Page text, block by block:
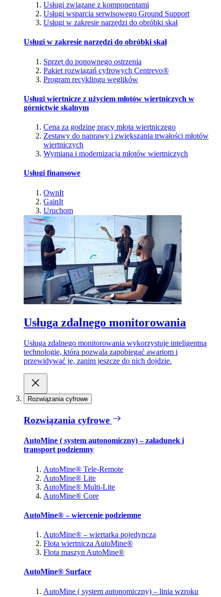
Usługi związane z komponentami
Usługi wsparcia serwisowego Ground Support
Usługi w zakresie narzędzi do obróbki skał
Usługi w zakresie narzędzi do obróbki skał
Sprzęt do ponownego ostrzenia
Pakiet rozwiązań cyfrowych Centrevo®
Program recyklingu węglików
Usługi wiertnicze z użyciem młotów wiertniczych w
górnictwie skalnym
Cena za godzinę pracy młota wiertniczego
Zestawy do naprawy i zwiększania trwałości młotów
wiertniczych
Wymiana i modernizacja młotów wiertniczych
Usługi finansowe
OwnIt
GainIt
Uruchom
Usługa zdalnego monitorowania
Usługa zdalnego monitorowania wykorzystuje inteligentną
technologię, która pozwala zapobiegać awariom i
przewidywać je, zanim jeszcze do nich dojdzie.
Rozwiązania cyfrowe
Rozwiązania cyfrowe
AutoMine ( system autonomiczny) – załadunek i
transport podziemny
AutoMine® Tele-Remote
AutoMine® Lite
AutoMine® Multi-Lite
AutoMine® Core
AutoMine® – wiercenie podziemne
AutoMine® – wiertarka pojedyncza
Flota wiertnicza AutoMine®
Flota maszyn AutoMine®
AutoMine® Surface
AutoMine ( system autonomiczny) – linia wzroku